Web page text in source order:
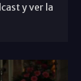
y ver la